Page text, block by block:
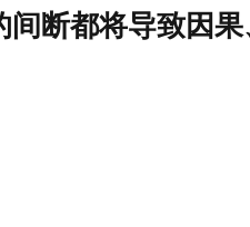
间断都将导致因